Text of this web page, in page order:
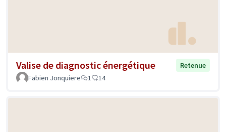
Valise de diagnostic énergétique
Retenue
Fabien Jonquiere
1 14